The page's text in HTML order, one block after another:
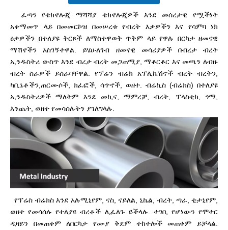
ፈጣን የቴክኖሎጂ ማሻሻያ ቴክኖሎጂዎች እንደ መሰረታዊ የሟችነት
አቀማመጥ ላይ በመመርኮዝ በመሠረቱ የብረት እቃዎችን እና የሳምባ ነክ
ዕቃዎችን በተለያዩ ቅርጾች ለማስተዋወቅ ጥቅም ላይ የዋሉ በርካታ ዘመናዊ
ማሽኖችን አስገኝተዋል. ይሄሁለገብ ዘመናዊ መሳሪያዎች በብረታ ብረት
ኢንዱስትሪ ውስጥ እንደ ብረታ ብረት መጋጠሚያ, ማቆርቆር እና መጫን ለብዙ
ብረት ስራዎች ይሰራባቸዋል. የፕሬን ብሬክ አፕሊኬሽኖች ብረት ብረትን,
ካቢኔቶችን, ጠርሙሶች, ክፈፎች, ሳጥኖች, ወዘተ. ብሬኪስ (ብሬክስ) በተለያዩ
ኢንዱስትሪዎች ማለትም እንደ መኪና, ማምረቻ, ብረት, ፕላስቲክ, ጎማ,
እንጨት, ወዘተ የመሳሰሉትን ያገለግላሉ.
የፕሬስ ብሬክስ እንደ አሉሚኒየም, ናስ, ናይለል, ኒኬል, ብረት, ጣራ, ቲታኒየም,
ወዘተ የመሳሰሉ የተለያዩ ብረቶች ሊፈለጉ ይችላሉ. ተገቢ የሆነውን የሞተር
ዲዛይን በመጠቀም ለበርካታ የሙያ ቅደም ተከተሎች መጠቀም ይቻላል.